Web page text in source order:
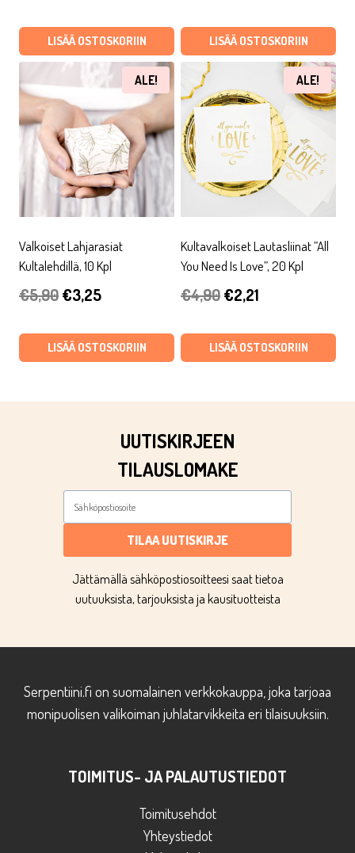
oli:
€5,40.
on:
€2,97.
LISÄÄ OSTOSKORIIN
€6,90.€3,80.
LISÄÄ OSTOSKORIIN
ALE!
Valkoiset Lahjarasiat
Kultalehdillä, 10 Kpl
€5,90Alkuperäinen
oli:
€3,25Nykyinen
on:
LISÄÄ OSTOSKORIIN
ALE!
Kultavalkoiset Lautasliinat ”All
You Need Is Love”, 20 Kpl
€4,90Alkuperäinen
oli:
€2,21
on:
LISÄÄ OSTOSKORIIN
UUTISKIRJEEN
TILAUSLOMAKE
TILAA UUTISKIRJE
Jättämällä sähköpostiosoitteesi saat tietoa
uutuuksista, tarjouksista ja kausituotteista
Serpentiini.fi on suomalainen verkkokauppa, joka tarjoaa
monipuolisen valikoiman juhlatarvikkeita eri tilaisuuksiin.
TOIMITUS- JA PALAUTUSTIEDOT
Toimitusehdot
Yhteystiedot